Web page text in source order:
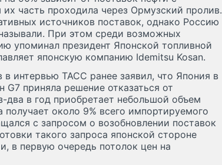
часть проходила через Ормузский пролив.
источников поставок, однако Россию
При этом среди возможных
упоминал президент Японской топливной
японскую компанию Idemitsu Kosan.
интервью ТАСС ранее заявил, что Япония в
G7 приняла решение отказаться от
два в год приобретает небольшой объем
получает около 9% всего импортируемого
с запросом о возобновлении поставок
такого запроса японской стороне
в первую очередь потолок цен на